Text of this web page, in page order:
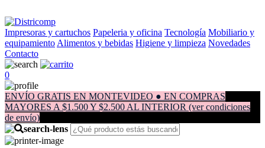
Impresoras y cartuchos Papeleria y oficina Tecnología Mobiliario y
equipamiento Alimentos y bebidas Higiene y limpieza Novedades
Contacto
0
ENVÍO GRATIS EN MONTEVIDEO ● EN COMPRAS
MAYORES A $1.500 Y $2.500 AL INTERIOR (ver condiciones
de envío)